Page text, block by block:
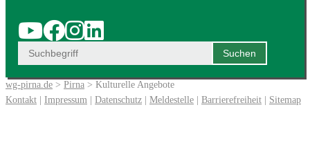
wg-pirna.de > Pirna > Kulturelle Angebote
Kontakt | Impressum | Datenschutz | Meldestelle | Barrierefreiheit | Sitemap